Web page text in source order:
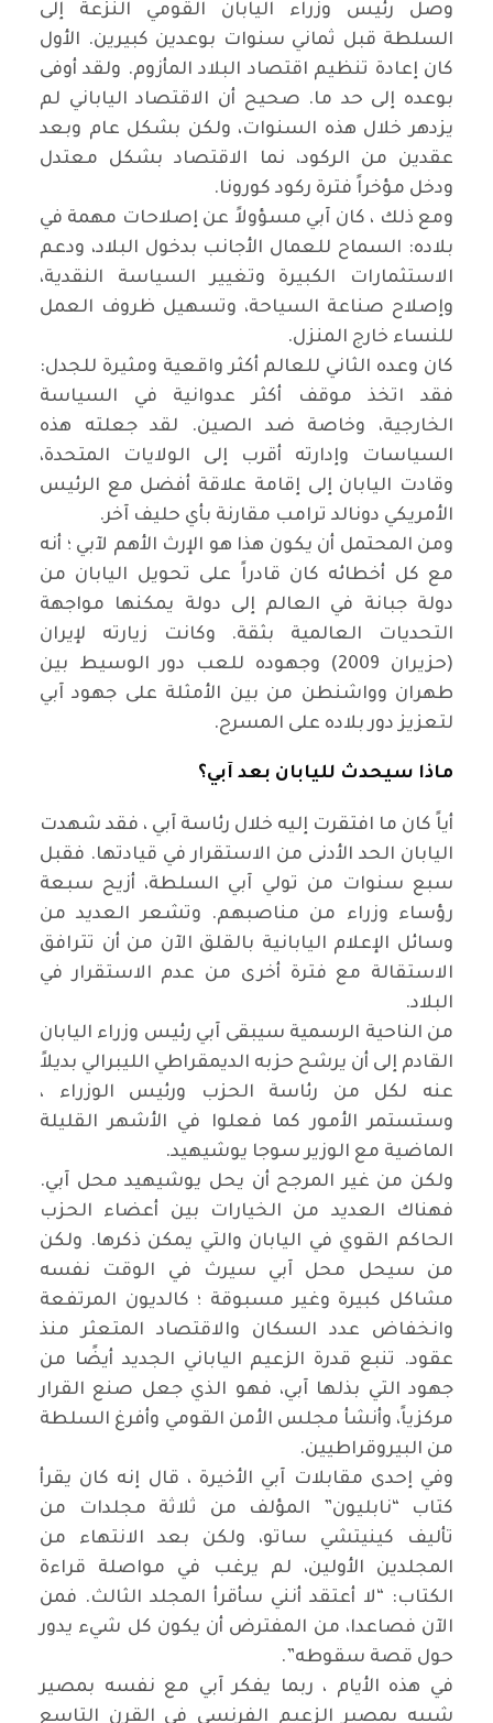
وصل رئيس وزراء اليابان القومي النزعة إلى
السلطة قبل ثماني سنوات بوعدين كبيرين. الأول
كان إعادة تنظيم اقتصاد البلاد المأزوم. ولقد أوفى
بوعده إلى حد ما. صحيح أن الاقتصاد الياباني لم
يزدهر خلال هذه السنوات، ولكن بشكل عام وبعد
عقدين من الركود، نما الاقتصاد بشكل معتدل
ودخل مؤخراً فترة ركود كورونا.
ومع ذلك ، كان آبي مسؤولاً عن إصلاحات مهمة في
بلاده: السماح للعمال الأجانب بدخول البلاد، ودعم
الاستثمارات الكبيرة وتغيير السياسة النقدية،
وإصلاح صناعة السياحة، وتسهيل ظروف العمل
للنساء خارج المنزل.
كان وعده الثاني للعالم أكثر واقعية ومثيرة للجدل:
فقد اتخذ موقف أكثر عدوانية في السياسة
الخارجية، وخاصة ضد الصين. لقد جعلته هذه
السياسات وإدارته أقرب إلى الولايات المتحدة،
وقادت اليابان إلى إقامة علاقة أفضل مع الرئيس
الأمريكي دونالد ترامب مقارنة بأي حليف آخر.
ومن المحتمل أن يكون هذا هو الإرث الأهم لآبي ؛ أنه
مع كل أخطائه كان قادراً على تحويل اليابان من
دولة جبانة في العالم إلى دولة يمكنها مواجهة
التحديات العالمية بثقة. وكانت زيارته لإيران
(حزيران 2009) وجهوده للعب دور الوسيط بين
طهران وواشنطن من بين الأمثلة على جهود آبي
لتعزيز دور بلاده على المسرح.
ماذا سيحدث لليابان بعد آبي؟
أياً كان ما افتقرت إليه خلال رئاسة آبي ، فقد شهدت
اليابان الحد الأدنى من الاستقرار في قيادتها. فقبل
سبع سنوات من تولي آبي السلطة، أزيح سبعة
رؤساء وزراء من مناصبهم. وتشعر العديد من
وسائل الإعلام اليابانية بالقلق الآن من أن تترافق
الاستقالة مع فترة أخرى من عدم الاستقرار في
البلاد.
من الناحية الرسمية سيبقى آبي رئيس وزراء اليابان
القادم إلى أن يرشح حزبه الديمقراطي الليبرالي بديلاً
عنه لكل من رئاسة الحزب ورئيس الوزراء ،
وستستمر الأمور كما فعلوا في الأشهر القليلة
الماضية مع الوزير سوجا يوشيهيد.
ولكن من غير المرجح أن يحل يوشيهيد محل آبي.
فهناك العديد من الخيارات بين أعضاء الحزب
الحاكم القوي في اليابان والتي يمكن ذكرها. ولكن
من سيحل محل آبي سيرث في الوقت نفسه
مشاكل كبيرة وغير مسبوقة ؛ كالديون المرتفعة
وانخفاض عدد السكان والاقتصاد المتعثر منذ
عقود. تنبع قدرة الزعيم الياباني الجديد أيضًا من
جهود التي بذلها آبي، فهو الذي جعل صنع القرار
مركزياً، وأنشأ مجلس الأمن القومي وأفرغ السلطة
من البيروقراطيين.
وفي إحدى مقابلات آبي الأخيرة ، قال إنه كان يقرأ
كتاب “نابليون” المؤلف من ثلاثة مجلدات من
تأليف كينيتشي ساتو، ولكن بعد الانتهاء من
المجلدين الأولين، لم يرغب في مواصلة قراءة
الكتاب: “لا أعتقد أنني سأقرأ المجلد الثالث. فمن
الآن فصاعدا، من المفترض أن يكون كل شيء يدور
حول قصة سقوطه”.
في هذه الأيام ، ربما يفكر آبي مع نفسه بمصير
شبيه بمصير الزعيم الفرنسي في القرن التاسع